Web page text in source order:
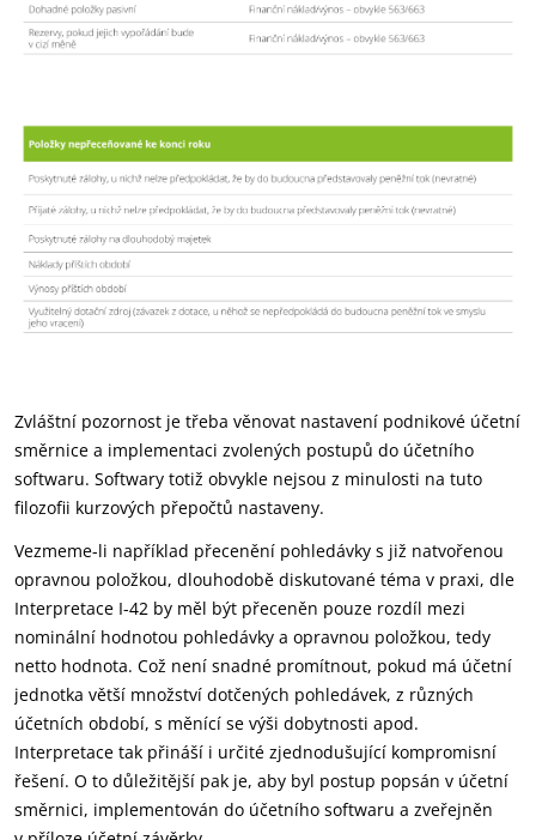
Zvláštní pozornost je třeba věnovat nastavení podnikové účetní
směrnice a implementaci zvolených postupů do účetního
softwaru. Softwary totiž obvykle nejsou z minulosti na tuto
filozofii kurzových přepočtů nastaveny.
Vezmeme-li například přecenění pohledávky s již natvořenou
opravnou položkou, dlouhodobě diskutované téma v praxi, dle
Interpretace I-42 by měl být přeceněn pouze rozdíl mezi
nominální hodnotou pohledávky a opravnou položkou, tedy
netto hodnota. Což není snadné promítnout, pokud má účetní
jednotka větší množství dotčených pohledávek, z různých
účetních období, s měnící se výši dobytnosti apod.
Interpretace tak přináší i určité zjednodušující kompromisní
řešení. O to důležitější pak je, aby byl postup popsán v účetní
směrnici, implementován do účetního softwaru a zveřejněn